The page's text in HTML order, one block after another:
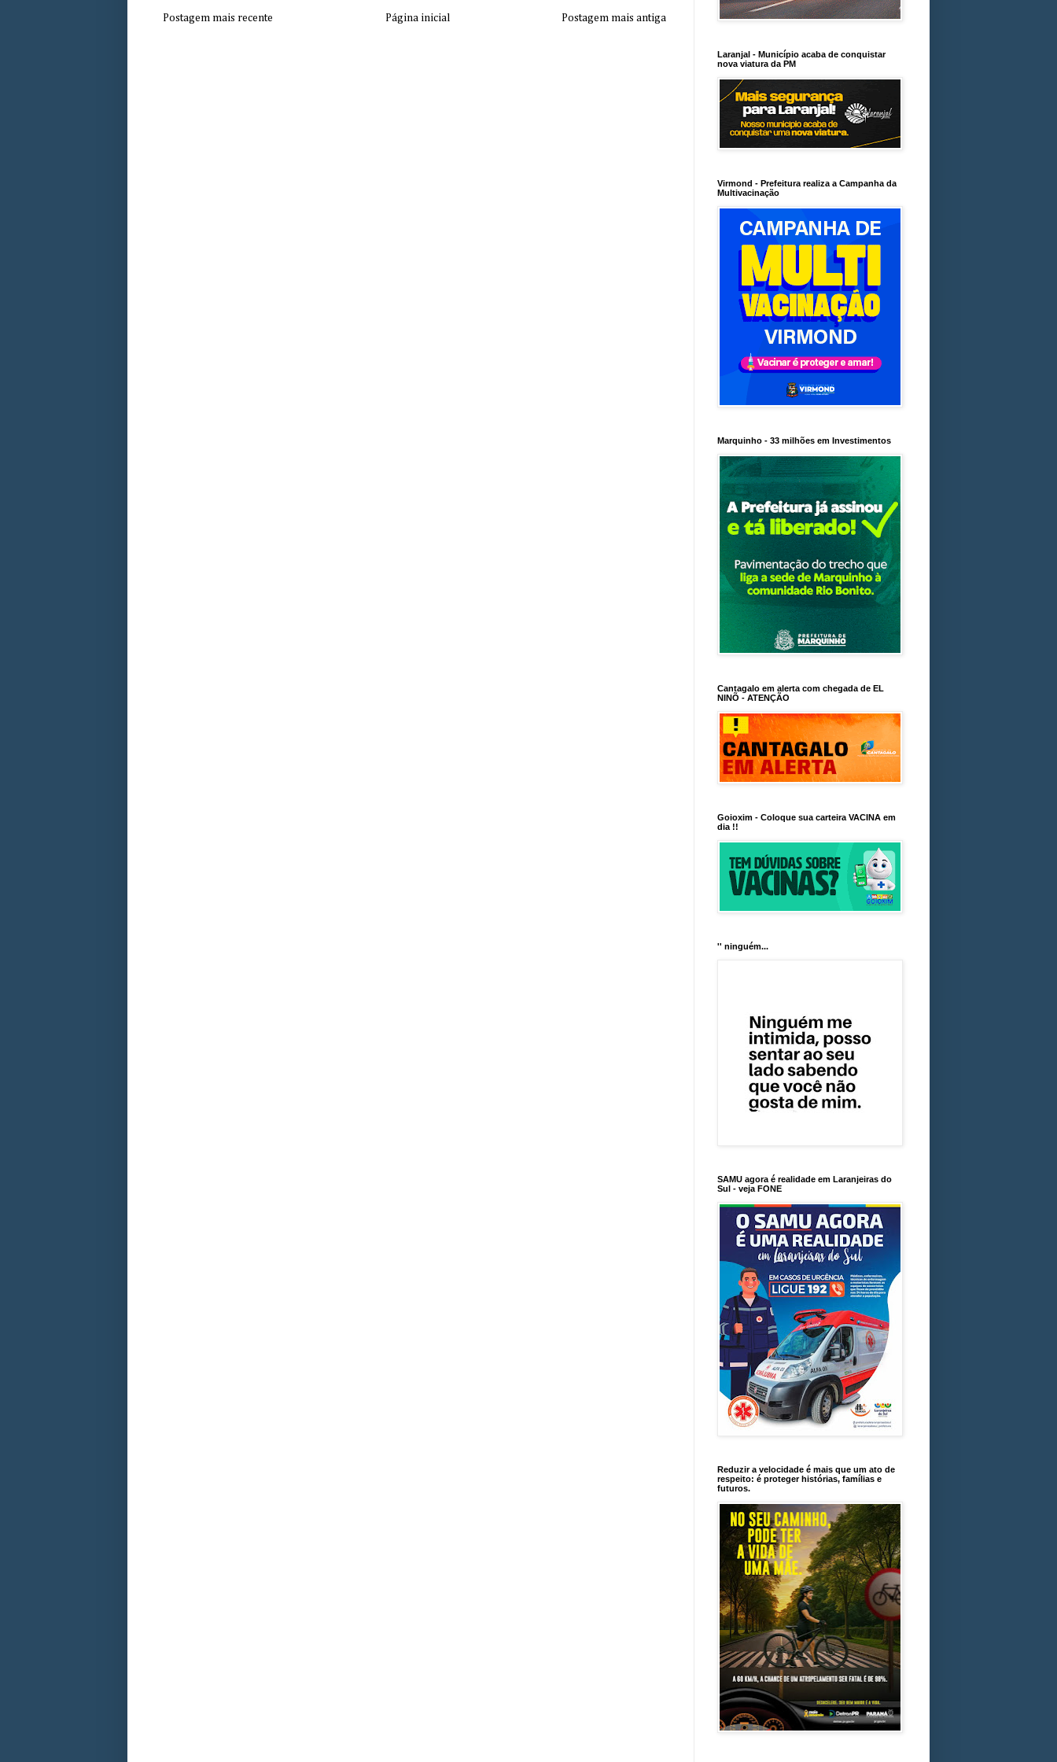
Postagem mais recente Postagem mais antiga
Página inicial
Laranjal - Município acaba de conquistar
nova viatura da PM
Virmond - Prefeitura realiza a Campanha da
Multivacinação
Marquinho - 33 milhões em Investimentos
Cantagalo em alerta com chegada de EL
NINÕ - ATENÇÃO
Goioxim - Coloque sua carteira VACINA em
dia !!
'' ninguém...
SAMU agora é realidade em Laranjeiras do
Sul - veja FONE
Reduzir a velocidade é mais que um ato de
respeito: é proteger histórias, famílias e
futuros.